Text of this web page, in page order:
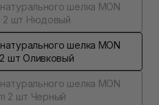
шелка MON
2 шт Нюдовый
шелка MON
2 шт Оливковый
шелка MON
2 шт Черный